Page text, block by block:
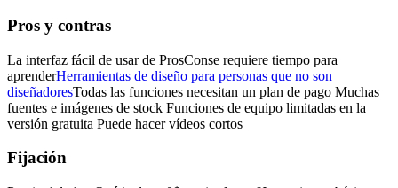
Pros y contras
La interfaz fácil de usar de ProsConse requiere tiempo para
aprenderHerramientas de diseño para personas que no son
diseñadoresTodas las funciones necesitan un plan de pago Muchas
fuentes e imágenes de stock Funciones de equipo limitadas en la
versión gratuita Puede hacer vídeos cortos
Fijación